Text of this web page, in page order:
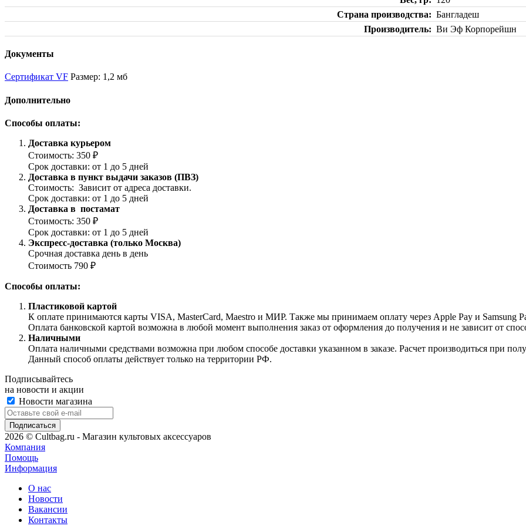
Страна производства
Бангладеш
Производитель
Ви Эф Корпорейшн
Документы
Сертификат VF Размер: 1,2 мб
Дополнительно
Способы оплаты:
Доставка курьером
Стоимость: 350 ₽
Срок доставки: от 1 до 5 дней
Доставка в пункт выдачи заказов (ПВЗ)
Стоимость: Зависит от адреса доставки.
Срок доставки: от 1 до 5 дней
Доставка в постамат
Стоимость: 350 ₽
Срок доставки: от 1 до 5 дней
Экспресс-доставка (только Москва)
Срочная доставка день в день
Стоимость 790 ₽
Способы оплаты:
Пластиковой картой
К оплате принимаются карты VISA, MasterCard, Maestro и МИР. Также мы принимаем оплату через Apple Pay и Samsung
Оплата банковской картой возможна в любой момент выполнения заказ от оформления до получения и не зависит от
Наличными
Оплата наличными средствами возможна при любом способе доставки указанном в заказе. Расчет производиться при
Данный способ оплаты действует только на территории РФ.
Подписывайтесь
на новости и акции
Новости магазина
2026 © Cultbag.ru - Магазин культовых аксессуаров
Компания
Помощь
Информация
О нас
Новости
Вакансии
Контакты